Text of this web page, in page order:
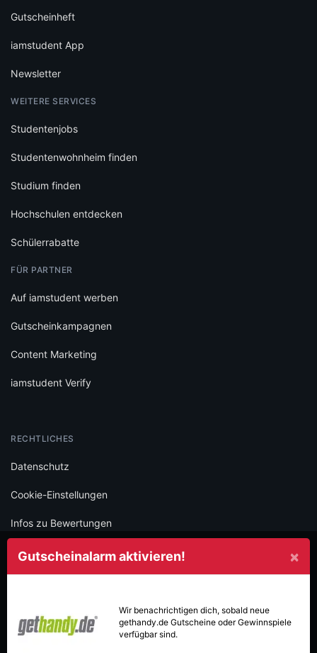
×
Gutscheinalarm aktivieren!
Wir benachrichtigen dich, sobald neue
gethandy.deGutscheine oder Gewinnspiele
verfügbar sind.
Gutscheinheft
iamstudent App
Newsletter
WEITERE SERVICES
Studentenjobs
Studentenwohnheim finden
Studium finden
Hochschulen entdecken
Schülerrabatte
FÜR PARTNER
Auf iamstudent werben
Gutscheinkampagnen
Content Marketing
iamstudent Verify
RECHTLICHES
Datenschutz
Cookie-Einstellungen
Infos zu Bewertungen
AGB
Folge iamstudent und verpasse keine Deals mehr.